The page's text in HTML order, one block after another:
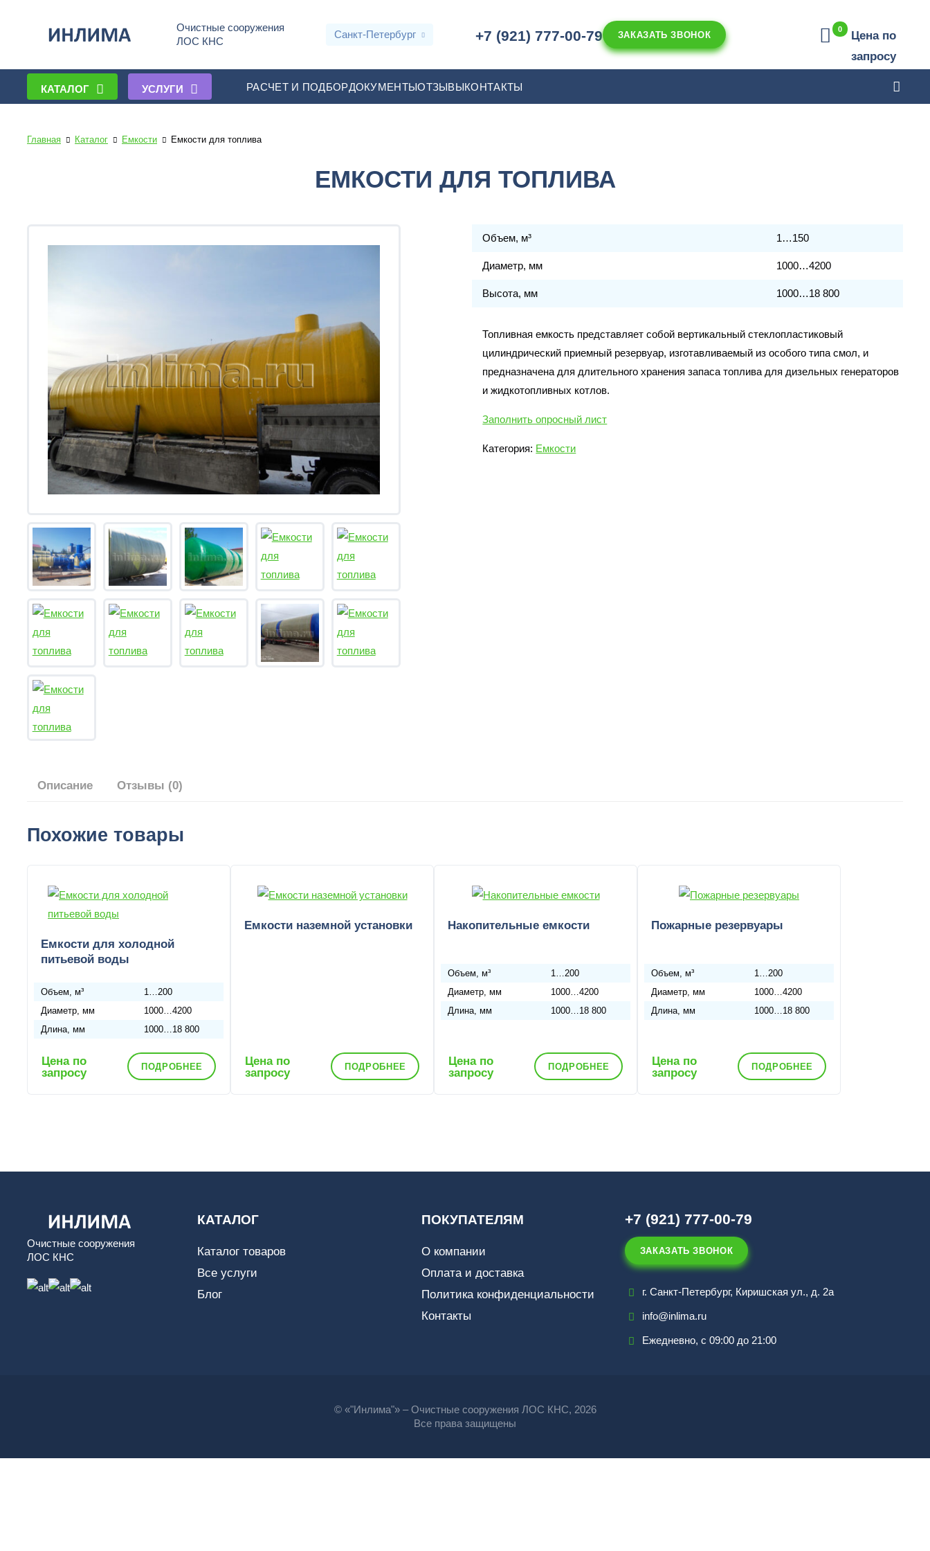
Очистные сооружения
ЛОС КНС
Санкт-Петербург +7 (921) 777-00-79 ЗАКАЗАТЬ ЗВОНОК
0
Цена по
запросу
КАТАЛОГ УСЛУГИ РАСЧЕТ И ПОДБОРДОКУМЕНТЫОТЗЫВЫКОНТАКТЫ
Главная Каталог Емкости Емкости для топлива
ЕМКОСТИ ДЛЯ ТОПЛИВА
Объем, м³ 1…150
Диаметр, мм 1000…4200
Высота, мм 1000…18 800
Топливная емкость представляет собой вертикальный стеклопластиковый
цилиндрический приемный резервуар, изготавливаемый из особого типа смол, и
предназначена для длительного хранения запаса топлива для дизельных генераторов
и жидкотопливных котлов.
Заполнить опросный лист
Категория: Емкости
Описание Отзывы (0)
Похожие товары
Емкости для холодной
питьевой воды
Объем, м³
1…200
Диаметр, мм
1000…4200
Длина, мм
1000…18 800
Цена по
запросу
ПОДРОБНЕЕ
Емкости наземной установки
Цена по
запросу
ПОДРОБНЕЕ
Накопительные емкости
Объем, м³
1…200
Диаметр, мм
1000…4200
Длина, мм
1000…18 800
Цена по
запросу
ПОДРОБНЕЕ
Пожарные резервуары
Объем, м³
1…200
Диаметр, мм
1000…4200
Длина, мм
1000…18 800
Цена по
запросу
ПОДРОБНЕЕ
Очистные сооружения
ЛОС КНС
КАТАЛОГ
Каталог товаров
Все услуги
Блог
ПОКУПАТЕЛЯМ
О компании
Оплата и доставка
Политика конфиденциальности
Контакты
+7 (921) 777-00-79
ЗАКАЗАТЬ ЗВОНОК
г. Санкт-Петербург, Киришская ул., д. 2а
info@inlima.ru
Ежедневно, с 09:00 до 21:00
© «"Инлима"» – Очистные сооружения ЛОС КНС, 2026
Все права защищены